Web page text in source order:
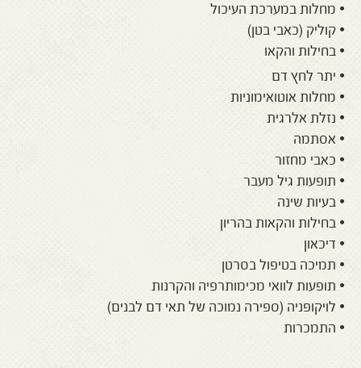
• מחלות במערכת העיכול
• קוליק (כאבי בטן)
• בחילות והקאו
• יתר לחץ דם
• מחלות אוטואימוניות
• נזלת אלרגית
• אסתמה
• כאבי מחזור
• תופעות גיל מעבר
• בעיות שינה
• בחילות והקאות בהריון
• דיכאון
• תמיכה בטיפול בסרטן
• תופעות לוואי מכימותרפיה והקרנות
• לויקופניה (ספירה נמוכה של תאי דם לבנים)
• התמכרות